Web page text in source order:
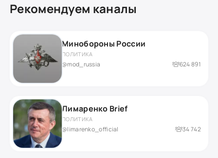
Рекомендуем каналы
Минобороны России
ПОЛИТИКА
@mod_russia 624 891
Лимаренко Brief
ПОЛИТИКА
@limarenko_official 34 742